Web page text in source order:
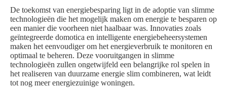
De toekomst van energiebesparing ligt in de adoptie van slimme
technologieën die het mogelijk maken om energie te besparen op
een manier die voorheen niet haalbaar was. Innovaties zoals
geïntegreerde domotica en intelligente energiebeheersystemen
maken het eenvoudiger om het energieverbruik te monitoren en
optimaal te beheren. Deze vooruitgangen in slimme
technologieën zullen ongetwijfeld een belangrijke rol spelen in
het realiseren van duurzame energie slim combineren, wat leidt
tot nog meer energiezuinige woningen.